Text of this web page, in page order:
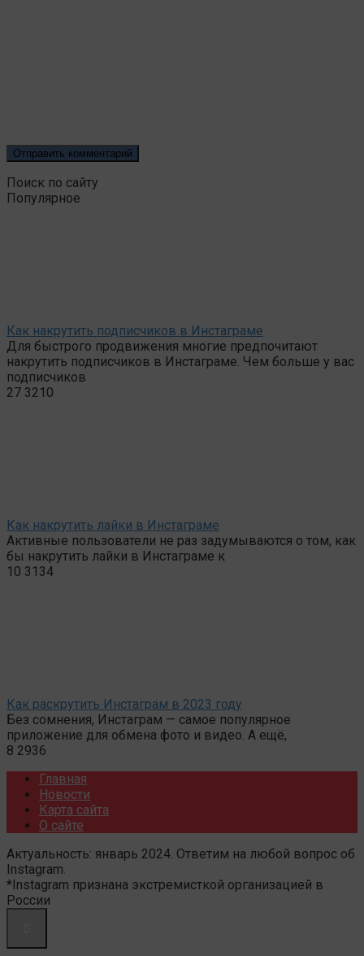
Поиск по сайту
Популярное
Как накрутить подписчиков в Инстаграме
Для быстрого продвижения многие предпочитают
накрутить подписчиков в Инстаграме. Чем больше у вас
подписчиков
27 3210
Как накрутить лайки в Инстаграме
Активные пользователи не раз задумываются о том, как
бы накрутить лайки в Инстаграме к
10 3134
Как раскрутить Инстаграм в 2023 году
Без сомнения, Инстаграм — самое популярное
приложение для обмена фото и видео. А ещё,
8 2936
Главная
Новости
Карта сайта
О сайте
Актуальность: январь 2024. Ответим на любой вопрос об
Instagram.
*Instagram признана экстремисткой организацией в
России